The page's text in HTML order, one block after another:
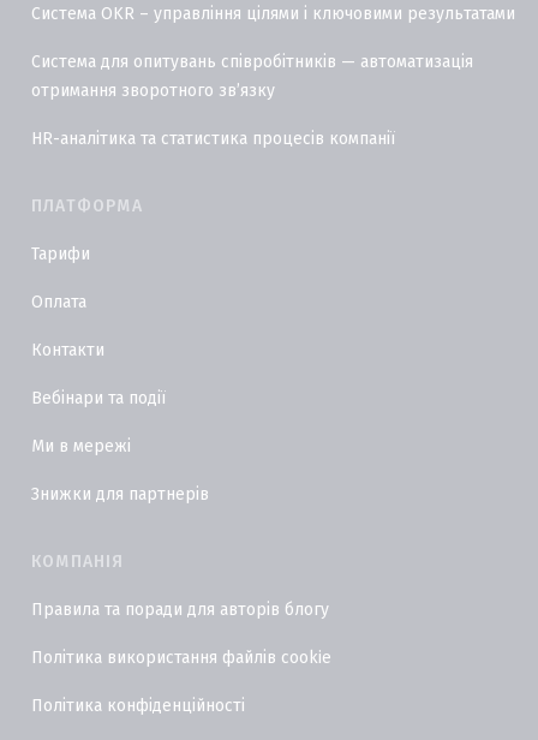
Система OKR – управління цілями і ключовими результатами
Система для опитувань співробітників — автоматизація
отримання зворотного звʼязку
HR-аналітика та статистика процесів компанії
ПЛАТФОРМА
Тарифи
Оплата
Контакти
Вебінари та події
Ми в мережі
Знижки для партнерів
КОМПАНІЯ
Правила та поради для авторів блогу
Політика використання файлів cookie
Політика конфіденційності